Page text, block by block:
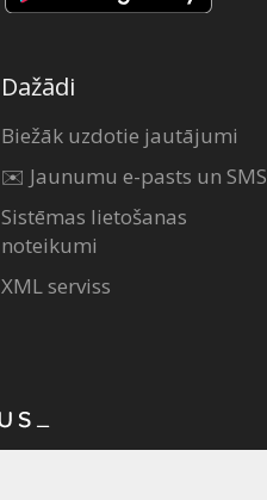
Dažādi
Biežāk uzdotie jautājumi
✉️ Jaunumu e-pasts un SMS
Sistēmas lietošanas
noteikumi
XML serviss